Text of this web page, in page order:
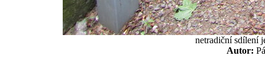
netradiční sdílení
Autor: